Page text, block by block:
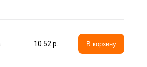
10.52 p. В корзину